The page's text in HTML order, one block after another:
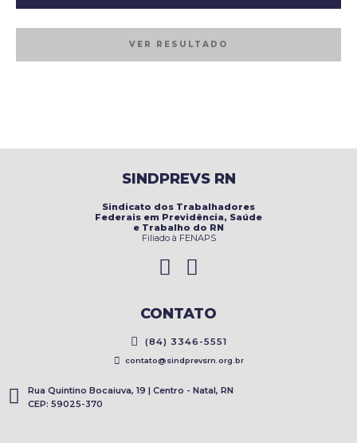
VER RESULTADO
SINDPREVS RN
Sindicato dos Trabalhadores
Federais em Previdência, Saúde
e Trabalho do RN
Filiado à FENAPS
CONTATO
(84) 3346-5551
contato@sindprevsrn.org.br
Rua Quintino Bocaiuva, 19 | Centro - Natal, RN
CEP: 59025-370